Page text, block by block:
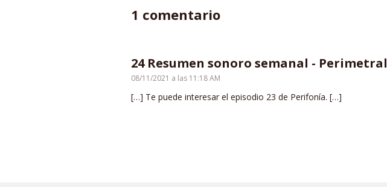
1 comentario
24 Resumen sonoro semanal - Perimetral
08/11/2021 a las 11:18 AM
[…] Te puede interesar el episodio 23 de Perifonía. […]